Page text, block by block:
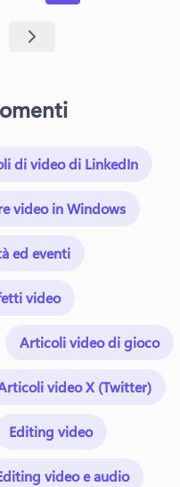
di video di LinkedIn
video in Windows
ed eventi
video
Articoli video di gioco
video X (Twitter)
Editing video
video e audio